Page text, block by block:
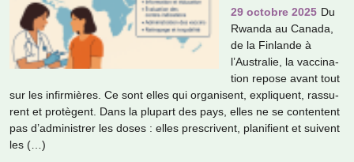
29 octobre 2025 Du
Rwanda au Canada,
de la Finlande à
l’Australie, la vac­ci­na­
tion repose avant tout
sur les infir­miè­res. Ce sont elles qui orga­ni­sent, expli­quent, ras­su­
rent et pro­tè­gent. Dans la plu­part des pays, elles ne se conten­tent
pas d’admi­nis­trer les doses : elles pres­cri­vent, pla­ni­fient et sui­vent
les (…)